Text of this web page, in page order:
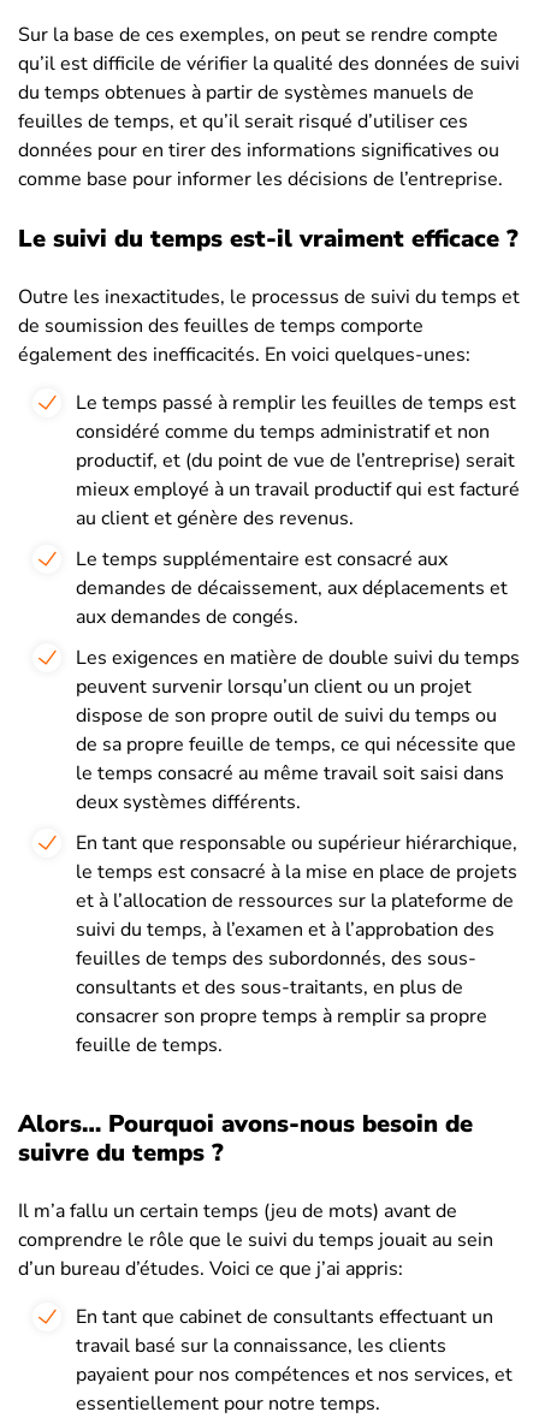
Sur la base de ces exemples, on peut se rendre compte
qu’il est difficile de vérifier la qualité des données de suivi
du temps obtenues à partir de systèmes manuels de
feuilles de temps, et qu’il serait risqué d’utiliser ces
données pour en tirer des informations significatives ou
comme base pour informer les décisions de l’entreprise.
Le suivi du temps est-il vraiment efficace ?
Outre les inexactitudes, le processus de suivi du temps et
de soumission des feuilles de temps comporte
également des inefficacités. En voici quelques-unes:
Le temps passé à remplir les feuilles de temps est
considéré comme du temps administratif et non
productif, et (du point de vue de l’entreprise) serait
mieux employé à un travail productif qui est facturé
au client et génère des revenus.
Le temps supplémentaire est consacré aux
demandes de décaissement, aux déplacements et
aux demandes de congés.
Les exigences en matière de double suivi du temps
peuvent survenir lorsqu’un client ou un projet
dispose de son propre outil de suivi du temps ou
de sa propre feuille de temps, ce qui nécessite que
le temps consacré au même travail soit saisi dans
deux systèmes différents.
En tant que responsable ou supérieur hiérarchique,
le temps est consacré à la mise en place de projets
et à l’allocation de ressources sur la plateforme de
suivi du temps, à l’examen et à l’approbation des
feuilles de temps des subordonnés, des sous-
consultants et des sous-traitants, en plus de
consacrer son propre temps à remplir sa propre
feuille de temps.
Alors… Pourquoi avons-nous besoin de
suivre du temps ?
Il m’a fallu un certain temps (jeu de mots) avant de
comprendre le rôle que le suivi du temps jouait au sein
d’un bureau d’études. Voici ce que j’ai appris:
En tant que cabinet de consultants effectuant un
travail basé sur la connaissance, les clients
payaient pour nos compétences et nos services, et
essentiellement pour notre temps.